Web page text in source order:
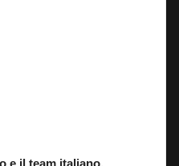
e il team italiano,